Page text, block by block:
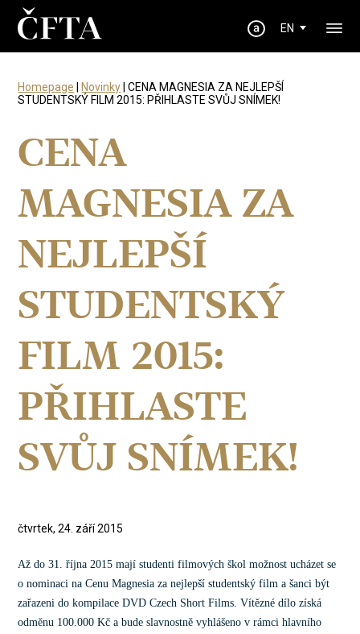
EN
Homepage Novinky | CENA MAGNESIA ZA NEJLEPŠÍ
STUDENTSKÝ FILM 2015: PŘIHLASTE SVŮJ SNÍMEK!
CENA
MAGNESIA ZA
NEJLEPŠÍ
STUDENTSKÝ
FILM 2015:
PŘIHLASTE
SVŮJ SNÍMEK!
čtvrtek, 24. září 2015
Až do 31. října 2015 mají studenti filmových škol možnost ucházet se
o nominaci na Cenu Magnesia za nejlepší studentský film a šanci být
zařazeni do kompilace DVD Czech Short Films. Vítězné dílo získá
odměnu 100.000 Kč a bude slavnostně vyhlášeno v rámci hlavního